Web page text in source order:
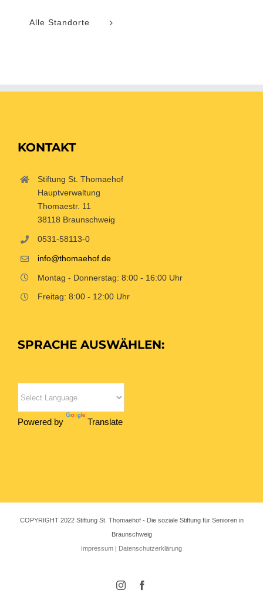
Alle Standorte
KONTAKT
Stiftung St. Thomaehof
Hauptverwaltung
Thomaestr. 11
38118 Braunschweig
0531-58113-0
info@thomaehof.de
Montag - Donnerstag: 8:00 - 16:00 Uhr
Freitag: 8:00 - 12:00 Uhr
SPRACHE AUSWÄHLEN:
Powered by Translate
COPYRIGHT 2022 Stiftung St. Thomaehof - Die soziale Stiftung für Senioren in
Braunschweig
Impressum
Datenschutzerklärung
Instagram